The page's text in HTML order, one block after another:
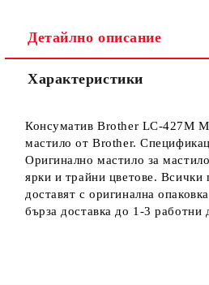
Детайлно описание
Характеристики
Консуматив Brother LC-427M
мастило от Brother.
Оригинално мастило за
ярки и трайни цветове. Всички
доставят с оригинална
бърза доставка до 1-3 работни